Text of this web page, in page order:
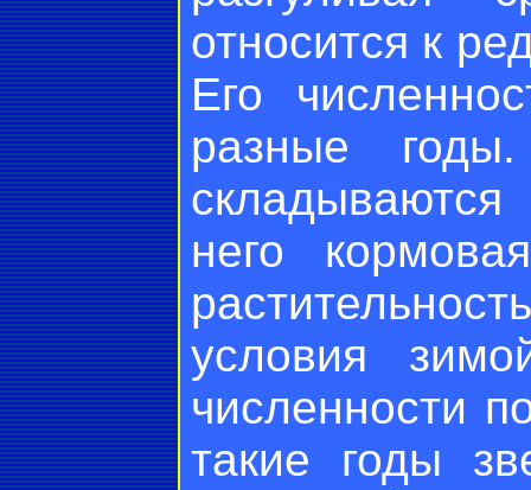
относится к
Его
разные
складываются
него
условия
численности
такие годы